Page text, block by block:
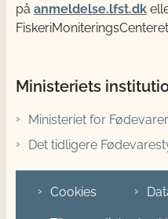
på anmeldelse.lfst.dk
Ministeriets
Ministeriet for
Det tidligere
Cookies